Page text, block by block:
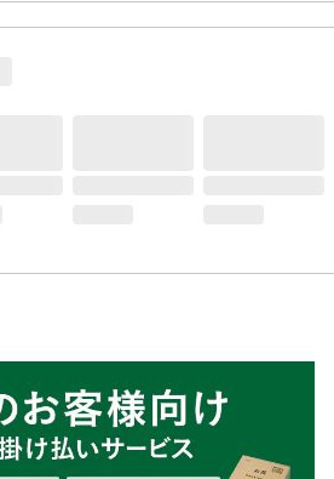
放置しない。等
2~3回のスプレーで約1~1.5ヵ月使用で